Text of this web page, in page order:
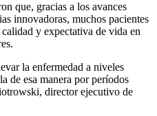
que, gracias a los avances
innovadoras, muchos pacientes
y expectativa de vida en
la enfermedad a niveles
de esa manera por períodos
director ejecutivo de